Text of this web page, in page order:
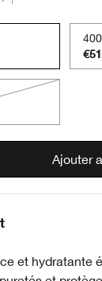
Ajouter
et hydratante